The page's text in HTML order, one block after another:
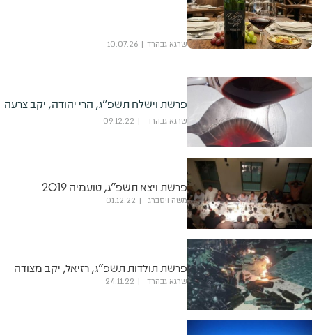
שרגא גבהרד 10.07.26
פרשת וישלח תשפ"ג, הרי יהודה, יקב צרעה
שרגא גבהרד 09.12.22
פרשת ויצא תשפ"ג, טועמיה 2019
משה ויסברג 01.12.22
פרשת תולדות תשפ"ג, רזיאל, יקב מצודה
שרגא גבהרד 24.11.22